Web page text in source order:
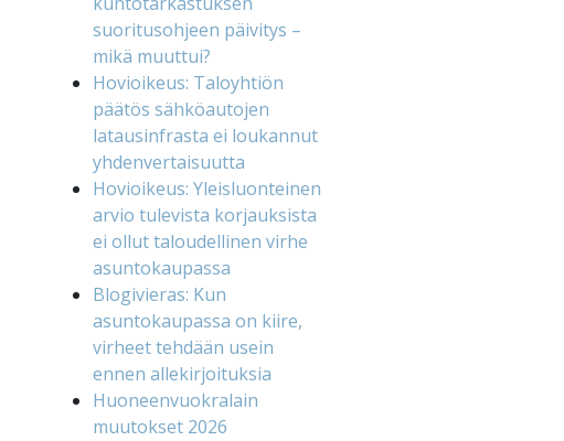
suoritusohjeen päivitys –
mikä muuttui?
Hovioikeus: Taloyhtiön
päätös sähköautojen
latausinfrasta ei loukannut
yhdenvertaisuutta
Hovioikeus: Yleisluonteinen
arvio tulevista korjauksista
ei ollut taloudellinen virhe
asuntokaupassa
Blogivieras: Kun
asuntokaupassa on kiire,
virheet tehdään usein
ennen allekirjoituksia
Huoneenvuokralain
muutokset 2026